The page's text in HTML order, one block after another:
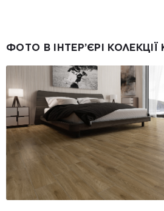
ФОТО В ІНТЕР’ЄРІ КОЛЕКЦІЇ